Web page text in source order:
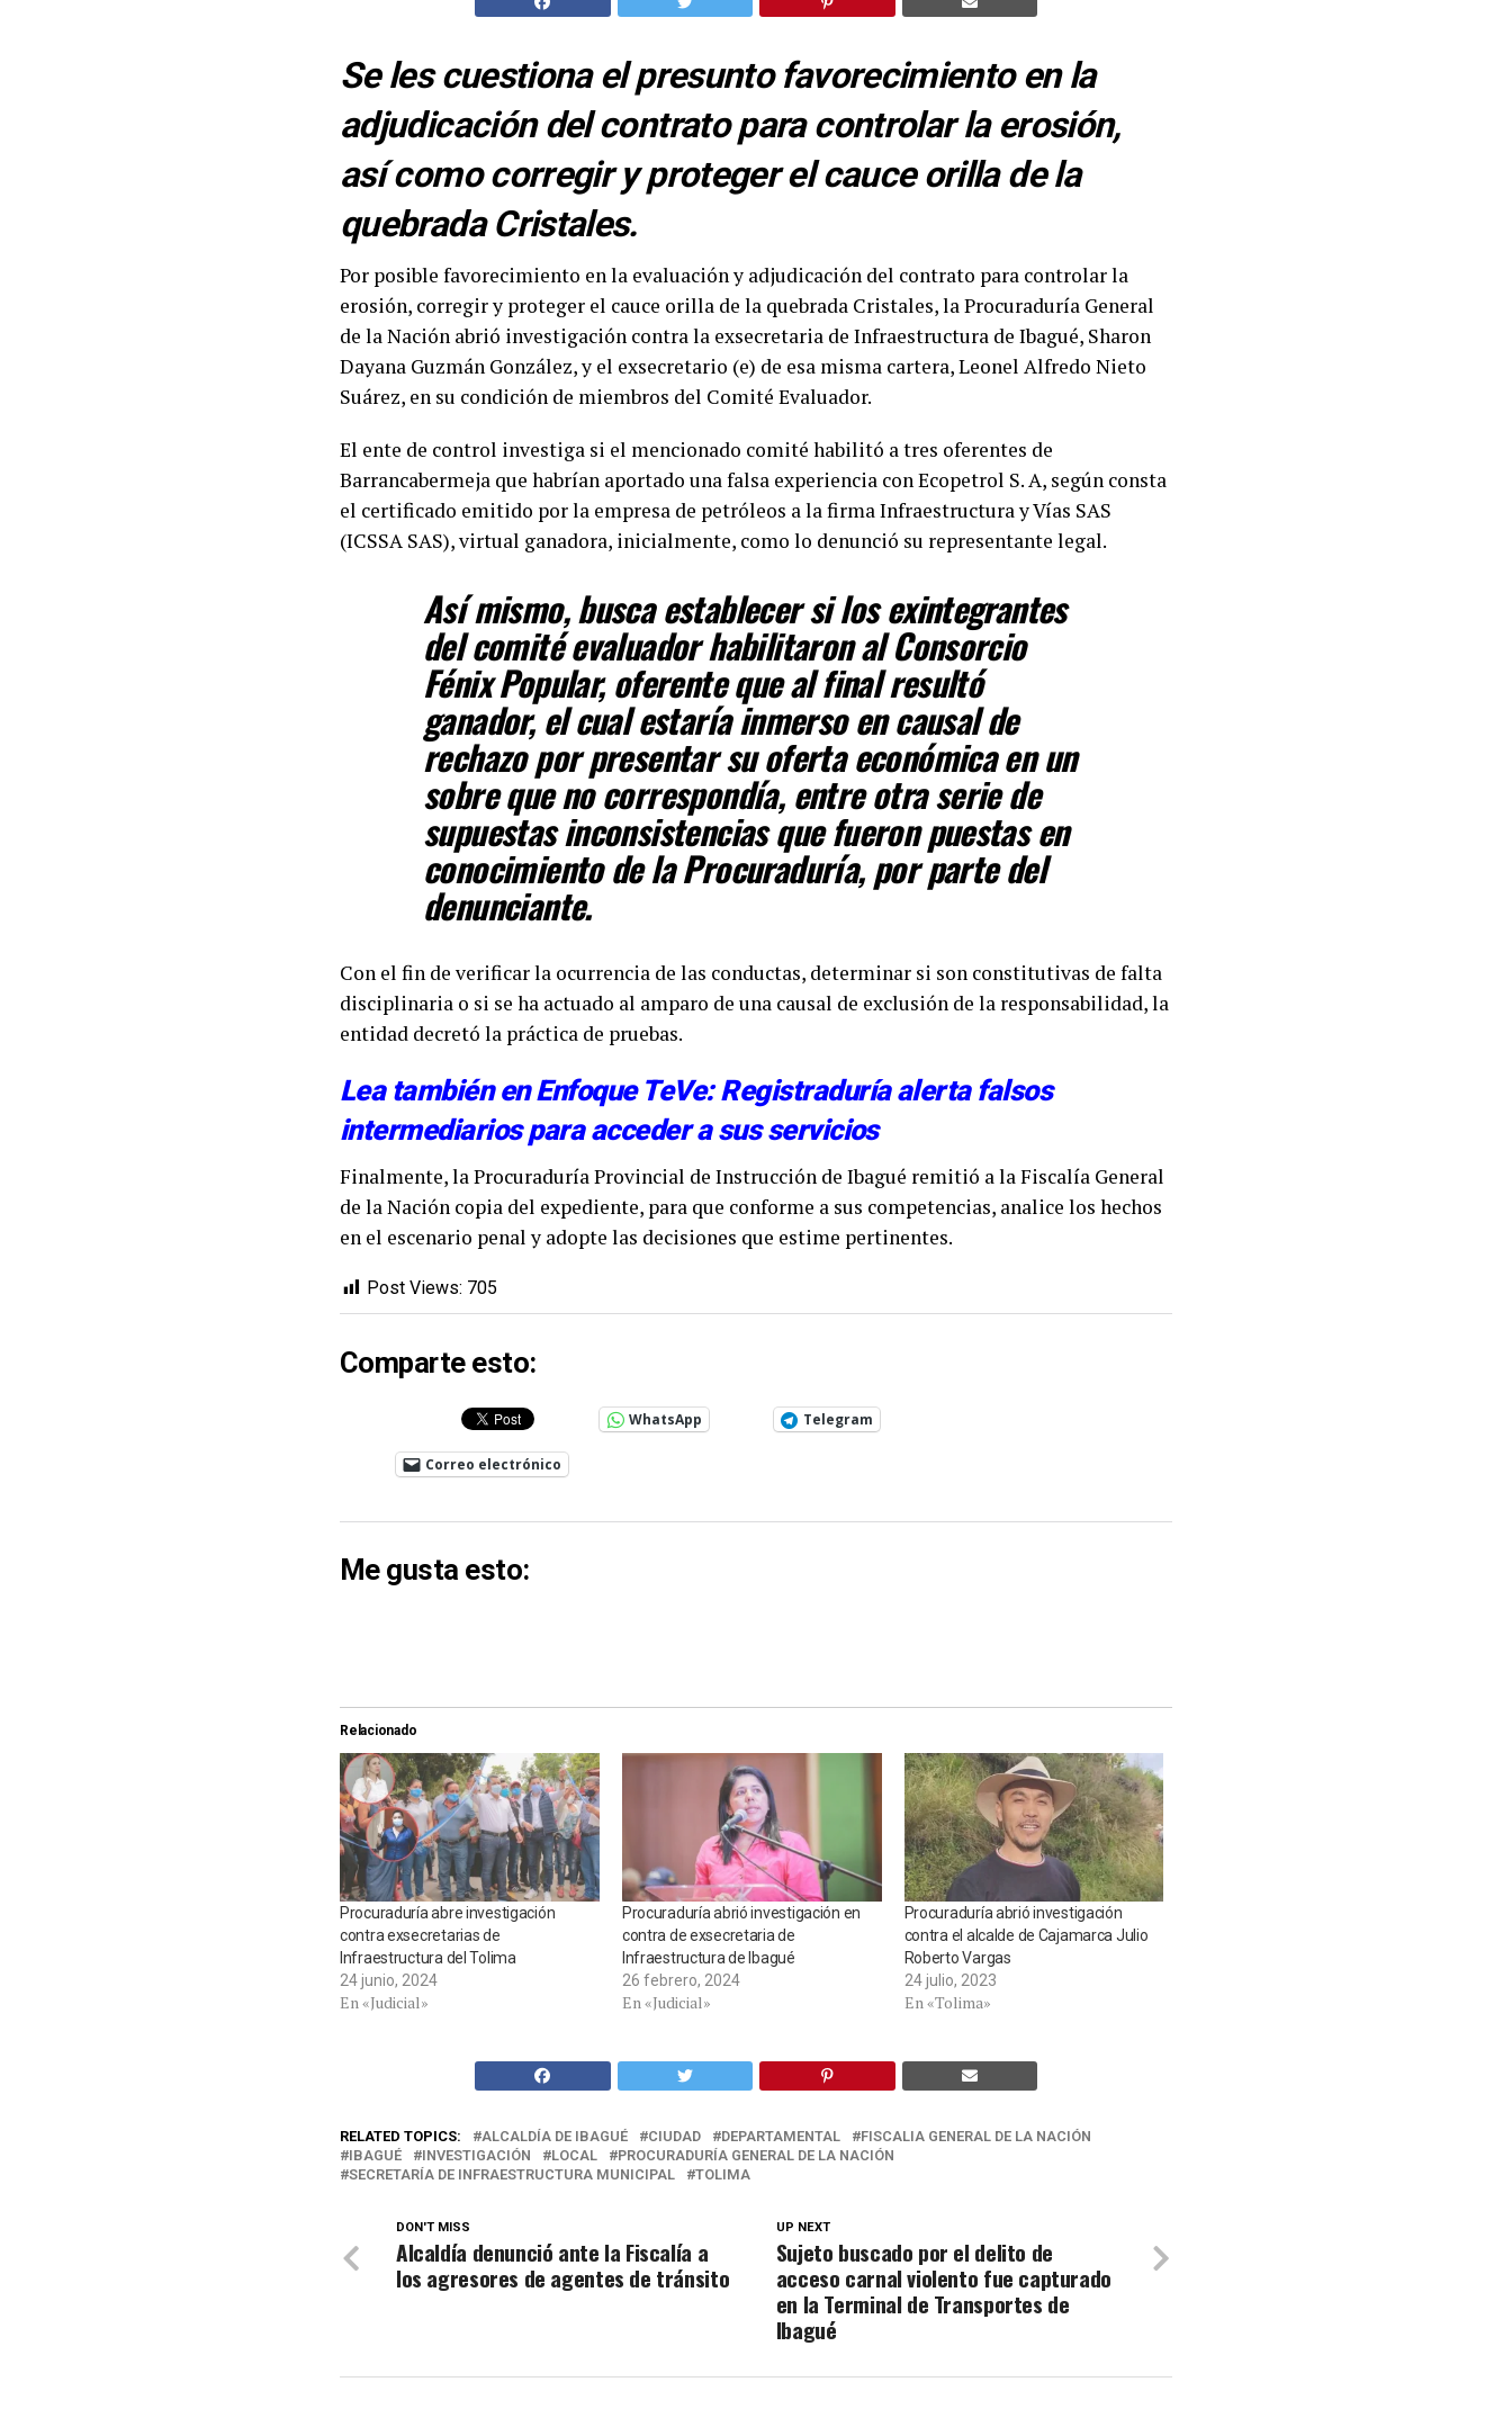
Se les cuestiona el presunto favorecimiento en la
adjudicación del contrato para controlar la erosión,
así como corregir y proteger el cauce orilla de la
quebrada Cristales.
Por posible favorecimiento en la evaluación y adjudicación del contrato para controlar la
erosión, corregir y proteger el cauce orilla de la quebrada Cristales, la Procuraduría General
de la Nación abrió investigación contra la exsecretaria de Infraestructura de Ibagué, Sharon
Dayana Guzmán González, y el exsecretario (e) de esa misma cartera, Leonel Alfredo Nieto
Suárez, en su condición de miembros del Comité Evaluador.
El ente de control investiga si el mencionado comité habilitó a tres oferentes de
Barrancabermeja que habrían aportado una falsa experiencia con Ecopetrol S. A, según consta
el certificado emitido por la empresa de petróleos a la firma Infraestructura y Vías SAS
(ICSSA SAS), virtual ganadora, inicialmente, como lo denunció su representante legal.
Así mismo, busca establecer si los exintegrantes
del comité evaluador habilitaron al Consorcio
Fénix Popular, oferente que al final resultó
ganador, el cual estaría inmerso en causal de
rechazo por presentar su oferta económica en un
sobre que no correspondía, entre otra serie de
supuestas inconsistencias que fueron puestas en
conocimiento de la Procuraduría, por parte del
denunciante.
Con el fin de verificar la ocurrencia de las conductas, determinar si son constitutivas de falta
disciplinaria o si se ha actuado al amparo de una causal de exclusión de la responsabilidad, la
entidad decretó la práctica de pruebas.
Lea también en Enfoque TeVe: Registraduría alerta falsos
intermediarios para acceder a sus servicios
Finalmente, la Procuraduría Provincial de Instrucción de Ibagué remitió a la Fiscalía General
de la Nación copia del expediente, para que conforme a sus competencias, analice los hechos
en el escenario penal y adopte las decisiones que estime pertinentes.
Post Views: 705
Comparte esto:
WhatsApp Telegram
Correo electrónico
Me gusta esto:
Relacionado
Procuraduría abre investigación
contra exsecretarias de
Infraestructura del Tolima
24 junio, 2024
En «Judicial»
Procuraduría abrió investigación en
contra de exsecretaria de
Infraestructura de Ibagué
26 febrero, 2024
En «Judicial»
Procuraduría abrió investigación
contra el alcalde de Cajamarca Julio
Roberto Vargas
24 julio, 2023
En «Tolima»
RELATED TOPICS: ALCALDÍA DE IBAGUÉ CIUDAD DEPARTAMENTAL
FISCALIA GENERAL DE LA NACIÓN
IBAGUÉ
INVESTIGACIÓN LOCAL
PROCURADURÍA GENERAL DE LA NACIÓN
SECRETARÍA DE INFRAESTRUCTURA MUNICIPAL
TOLIMA
UP NEXT
Sujeto buscado por el delito de
acceso carnal violento fue capturado
en la Terminal de Transportes de
Ibagué
DON'T MISS
Alcaldía denunció ante la Fiscalía a
los agresores de agentes de tránsito